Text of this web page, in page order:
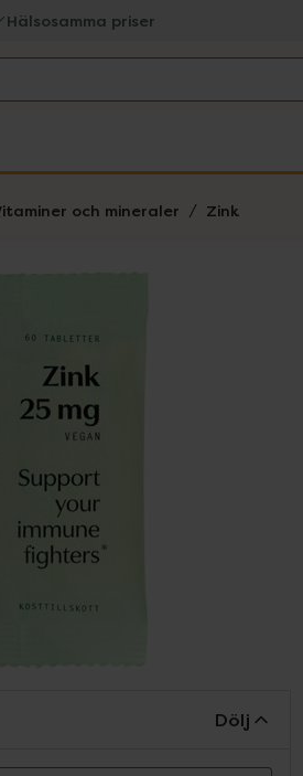
Hälsosamma priser
och mineraler Zink
Dölj